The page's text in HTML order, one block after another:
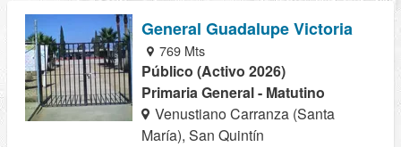
General Guadalupe Victoria
769 Mts
Público (Activo 2026)
Primaria General - Matutino
Venustiano Carranza (Santa
María), San Quintín